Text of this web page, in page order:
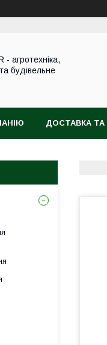
- агротехніка,
будівельне
ДОСТАВКА